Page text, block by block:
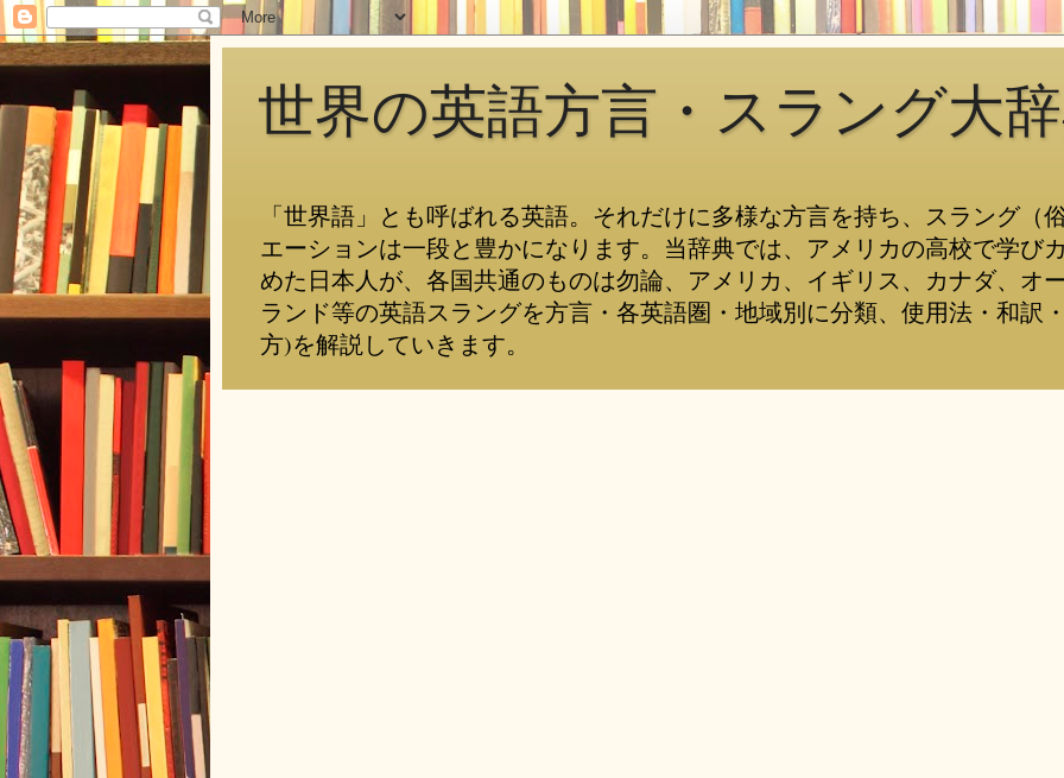
世界の英語方言・スラング大
「世界語」とも呼ばれる英語。それだけに多様な方言を持ち、スラング（
エーションは一段と豊かになります。当辞典では、アメリカの高校で学び
めた日本人が、各国共通のものは勿論、アメリカ、イギリス、カナダ、オ
ランド等の英語スラングを方言・各英語圏・地域別に分類、使用法・和訳
方)を解説していきます。